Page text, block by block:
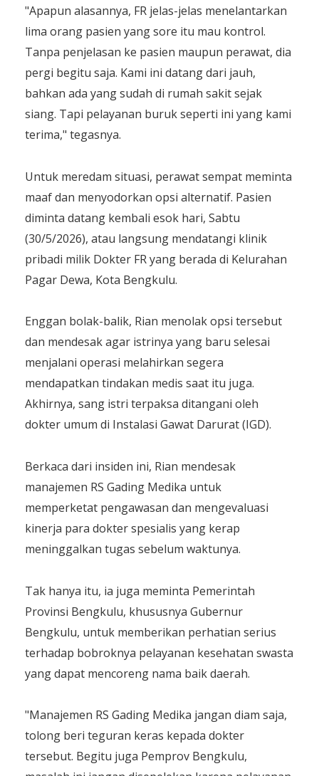
​"Apapun alasannya, FR jelas-jelas menelantarkan
lima orang pasien yang sore itu mau kontrol.
Tanpa penjelasan ke pasien maupun perawat, dia
pergi begitu saja. Kami ini datang dari jauh,
bahkan ada yang sudah di rumah sakit sejak
siang. Tapi pelayanan buruk seperti ini yang kami
terima," tegasnya.
​Untuk meredam situasi, perawat sempat meminta
maaf dan menyodorkan opsi alternatif. Pasien
diminta datang kembali esok hari, Sabtu
(30/5/2026), atau langsung mendatangi klinik
pribadi milik Dokter FR yang berada di Kelurahan
Pagar Dewa, Kota Bengkulu.
​Enggan bolak-balik, Rian menolak opsi tersebut
dan mendesak agar istrinya yang baru selesai
menjalani operasi melahirkan segera
mendapatkan tindakan medis saat itu juga.
Akhirnya, sang istri terpaksa ditangani oleh
dokter umum di Instalasi Gawat Darurat (IGD).
​Berkaca dari insiden ini, Rian mendesak
manajemen RS Gading Medika untuk
memperketat pengawasan dan mengevaluasi
kinerja para dokter spesialis yang kerap
meninggalkan tugas sebelum waktunya.
​Tak hanya itu, ia juga meminta Pemerintah
Provinsi Bengkulu, khususnya Gubernur
Bengkulu, untuk memberikan perhatian serius
terhadap bobroknya pelayanan kesehatan swasta
yang dapat mencoreng nama baik daerah.
​"Manajemen RS Gading Medika jangan diam saja,
tolong beri teguran keras kepada dokter
tersebut. Begitu juga Pemprov Bengkulu,